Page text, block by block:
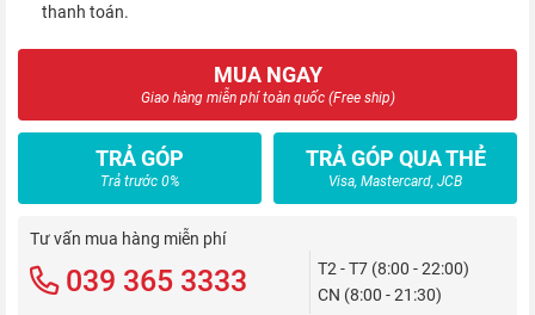
thanh toán.
MUA NGAY
Giao hàng miễn phí toàn quốc (Free ship)
TRẢ GÓP
Trả trước 0%
TRẢ GÓP QUA THẺ
Visa, Mastercard, JCB
Tư vấn mua hàng miễn phí
039 365 3333
T2 - T7 (8:00 - 22:00)
CN (8:00 - 21:30)